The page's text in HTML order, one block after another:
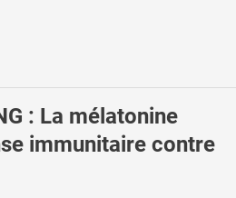
: La mélatonine
immunitaire contre